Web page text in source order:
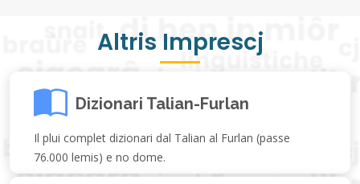
Altris Imprescj
Dizionari Talian-Furlan
Il plui complet dizionari dal Talian al Furlan (passe
76.000 lemis) e no dome.